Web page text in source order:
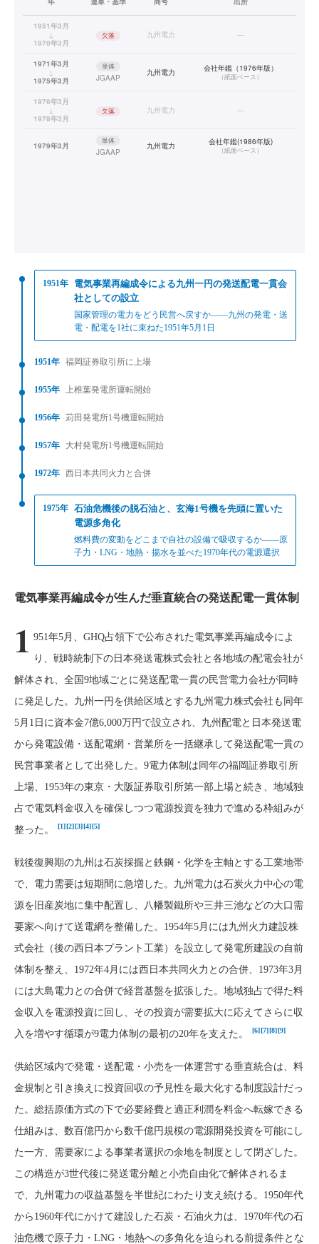
1951年3月
↓
1970年3月
欠落 九州電力 —
1971年3月
↓
1975年3月
単体
JGAAP
九州電力 会社年鑑（1976年版）
（紙面ベース）
1976年3月
↓
1978年3月
欠落 九州電力 —
1979年3月
単体
JGAAP
九州電力 会社年鑑(1986年版)
（紙面ベース）
1951年
電気事業再編成令による九州一円の発送配電一貫会
社としての設立
国家管理の電力をどう民営へ戻すか——九州の発電・送
電・配電を1社に束ねた1951年5月1日
1951年 福岡証券取引所に上場
1955年 上椎葉発電所運転開始
1956年 苅田発電所1号機運転開始
1957年 大村発電所1号機運転開始
1972年 西日本共同火力と合併
1975年 石油危機後の脱石油と、玄海1号機を先頭に置いた
電源多角化
燃料費の変動をどこまで自社の設備で吸収するか——原
子力・LNG・地熱・揚水を並べた1970年代の電源選択
電気事業再編成令が生んだ垂直統合の発送配電一貫体制
1 951年5月、GHQ占領下で公布された電気事業再編成令によ
り、戦時統制下の日本発送電株式会社と各地域の配電会社が
解体され、全国9地域ごとに発送配電一貫の民営電力会社が同時
に発足した。九州一円を供給区域とする九州電力株式会社も同年
5月1日に資本金7億6,000万円で設立され、九州配電と日本発送電
から発電設備・送配電網・営業所を一括継承して発送配電一貫の
民営事業者として出発した。9電力体制は同年の福岡証券取引所
上場、1953年の東京・大阪証券取引所第一部上場と続き、地域独
占で電気料金収入を確保しつつ電源投資を独力で進める枠組みが
整った。
[1][2][3][4][5]
戦後復興期の九州は石炭採掘と鉄鋼・化学を主軸とする工業地帯
で、電力需要は短期間に急増した。九州電力は石炭火力中心の電
源を旧産炭地に集中配置し、八幡製鐵所や三井三池などの大口需
要家へ向けて送電網を整備した。1954年5月には九州火力建設株
式会社（後の西日本プラント工業）を設立して発電所建設の自前
体制を整え、1972年4月には西日本共同火力との合併、1973年3月
には大島電力との合併で経営基盤を拡張した。地域独占で得た料
金収入を電源投資に回し、その投資が需要拡大に応えてさらに収
入を増やす循環が9電力体制の最初の20年を支えた。
[6][7][8][9]
供給区域内で発電・送配電・小売を一体運営する垂直統合は、料
金規制と引き換えに投資回収の予見性を最大化する制度設計だっ
た。総括原価方式の下で必要経費と適正利潤を料金へ転嫁できる
仕組みは、数百億円から数千億円規模の電源開発投資を可能にし
た一方、需要家による事業者選択の余地を制度として閉ざした。
この構造が3世代後に発送電分離と小売自由化で解体されるま
で、九州電力の収益基盤を半世紀にわたり支え続ける。1950年代
から1960年代にかけて建設した石炭・石油火力は、1970年代の石
油危機で原子力・LNG・地熱への多角化を迫られる前提条件とな